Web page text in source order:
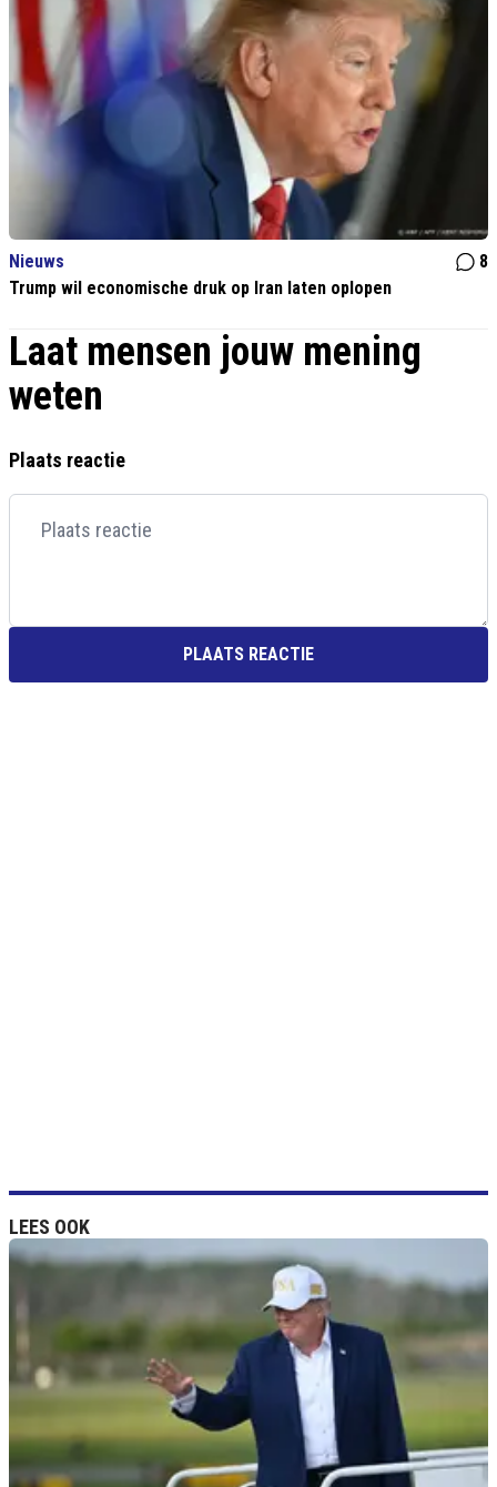
Nieuws
8
Trump wil economische druk op Iran laten oplopen
Laat mensen jouw mening
weten
Plaats reactie
PLAATS REACTIE
LEES OOK